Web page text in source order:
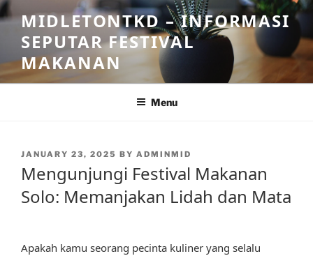
Skip
to
content
MIDLETONTKD – INFORMASI
SEPUTAR FESTIVAL
MAKANAN
Menu
POSTED
JANUARY 23, 2025 BY ADMINMID
Mengunjungi Festival Makanan
Solo: Memanjakan Lidah dan Mata
Apakah kamu seorang pecinta kuliner yang selalu